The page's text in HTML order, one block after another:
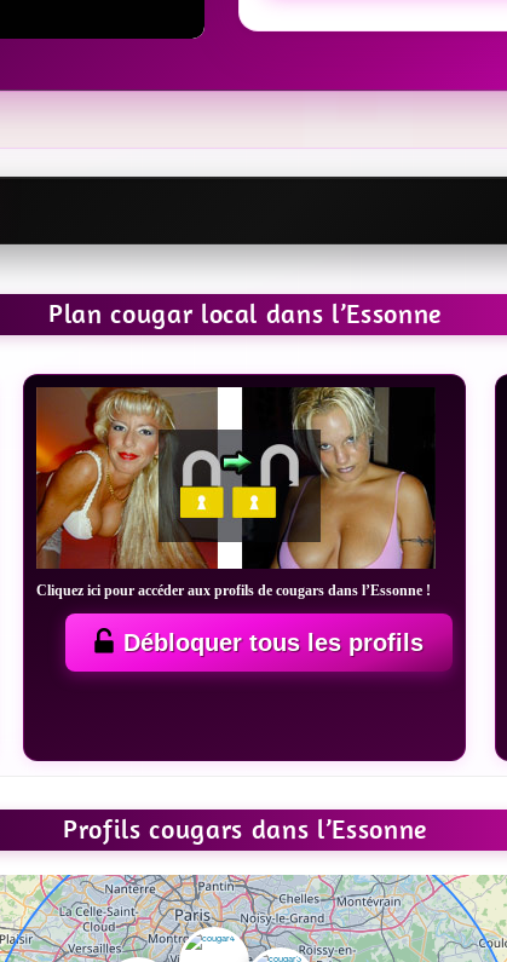
Plan cougar local dans l’Essonne
Cliquez ici pour accéder aux profils de cougars dans l’Essonne !
Débloquer tous les profils
Profils cougars dans l’Essonne